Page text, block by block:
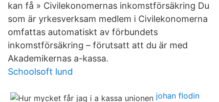
kan få » Civilekonomernas inkomstförsäkring Du
som är yrkesverksam medlem i Civilekonomerna
omfattas automatiskt av förbundets
inkomstförsäkring – förutsatt att du är med
Akademikernas a-kassa.
Schoolsoft lund
johan flodin